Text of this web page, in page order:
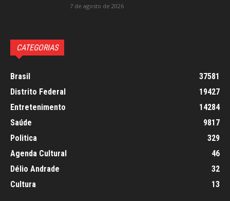
7 de agosto de 2026
CATEGORIAS
Brasil
37581
Distrito Federal
19427
Entretenimento
14284
Saúde
9817
Politica
329
Agenda Cultural
46
Délio Andrade
32
Cultura
13